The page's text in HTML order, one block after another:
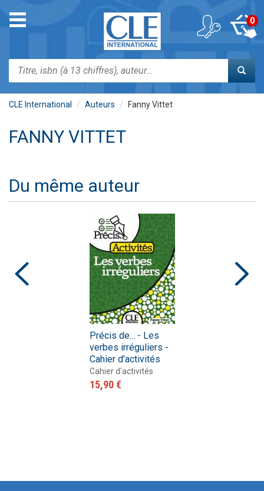
contenu
Toggle
navigation
Rechercher
0
CLE International Auteurs Fanny Vittet
FANNY VITTET
Du même auteur
Précis de... - Les
verbes irréguliers -
Cahier d'activités
Cahier d'activités
15,90 €